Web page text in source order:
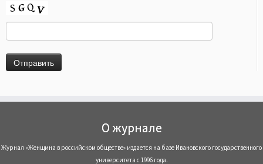
О журнале
Журнал «Женщина в российском обществе» издается на базе Ивановского государственного
университета с 1996 года.